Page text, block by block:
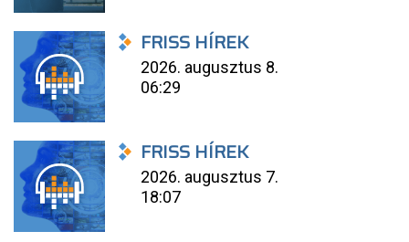
FRISS HÍREK
2026. augusztus 8.
06:29
FRISS HÍREK
2026. augusztus 7.
18:07